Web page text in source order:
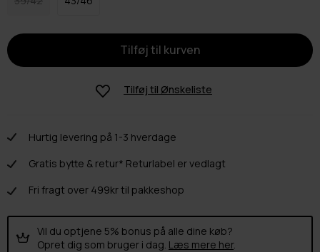
Tilføj til Ønskeliste
Hurtig levering på 1-3 hverdage
Gratis bytte & retur* Returlabel er vedlagt
Fri fragt over 499kr til pakkeshop
Vil du optjene 5% bonus på alle dine køb?
Opret dig som bruger i dag. Læs mere her.